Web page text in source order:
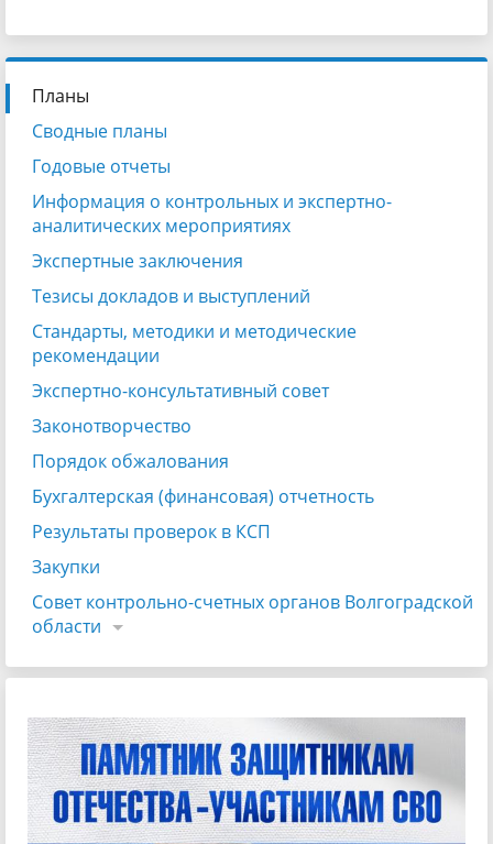
Планы
Сводные планы
Годовые отчеты
Информация о контрольных и экспертно-
аналитических мероприятиях
Экспертные заключения
Тезисы докладов и выступлений
Стандарты, методики и методические
рекомендации
Экспертно-консультативный совет
Законотворчество
Порядок обжалования
Бухгалтерская (финансовая) отчетность
Результаты проверок в КСП
Закупки
Совет контрольно-счетных органов Волгоградской
области